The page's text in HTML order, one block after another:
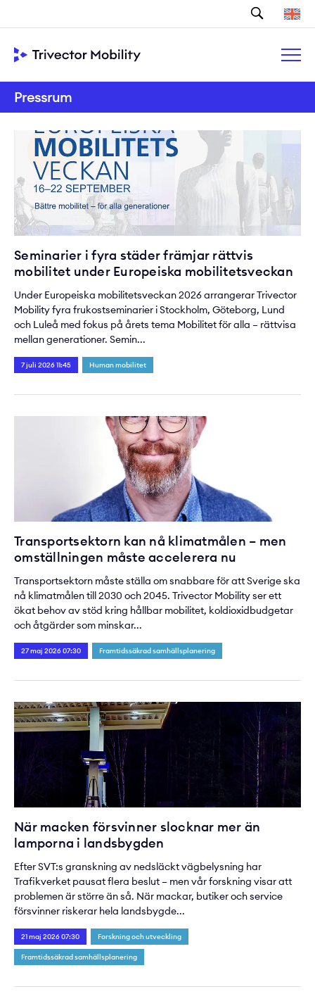
Sök
Pressrum
Seminarier i fyra städer främjar rättvis
mobilitet under Europeiska mobilitetsveckan
Under Europeiska mobilitetsveckan 2026 arrangerar Trivector
Mobility fyra frukostseminarier i Stockholm, Göteborg, Lund
och Luleå med fokus på årets tema Mobilitet för alla – rättvisa
mellan generationer. Semin...
7 juli 2026 11:45 Human mobilitet
Transportsektorn kan nå klimatmålen – men
omställningen måste accelerera nu
Transportsektorn måste ställa om snabbare för att Sverige ska
nå klimatmålen till 2030 och 2045. Trivector Mobility ser ett
ökat behov av stöd kring hållbar mobilitet, koldioxidbudgetar
och åtgärder som minskar...
27 maj 2026 07:30 Framtidssäkrad samhällsplanering
När macken försvinner slocknar mer än
lamporna i landsbygden
Efter SVT:s granskning av nedsläckt vägbelysning har
Trafikverket pausat flera beslut – men vår forskning visar att
problemen är större än så. När mackar, butiker och service
försvinner riskerar hela landsbygde...
21 maj 2026 07:30 Forskning och utveckling
Framtidssäkrad samhällsplanering